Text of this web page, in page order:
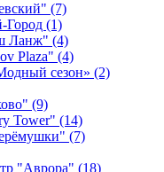
(7)
Город (1)
Ланж" (4)
Plaza" (4)
сезон» (2)
(9)
Tower" (14)
(7)
"Аврора" (18)